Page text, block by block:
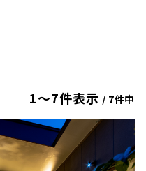
1〜7件表示 / 7件中